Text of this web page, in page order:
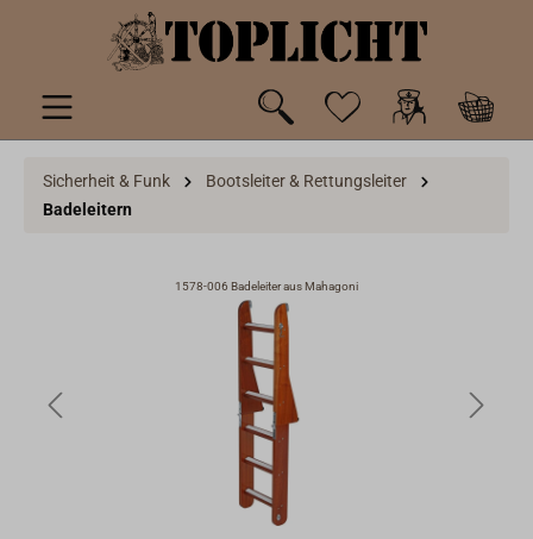
springen
Sicherheit & Funk
Bootsleiter & Rettungsleiter
Badeleitern
1578-006 Badeleiter aus Mahagoni